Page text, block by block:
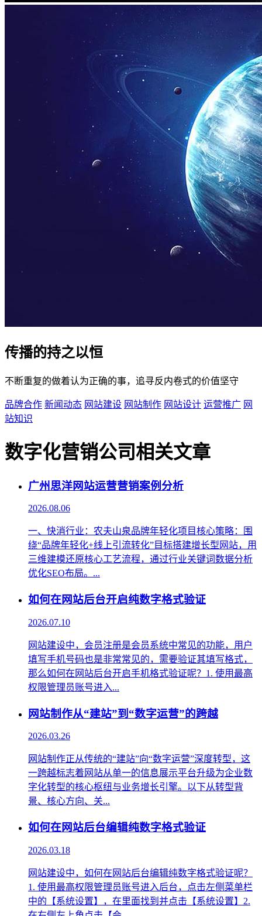
传播的持之以恒
不断重复的做着认为正确的事，追寻反内卷式的价值坚守
品牌合作 新闻动态 网站建设 网站制作 网站设计 运营推广 网
站知识
数字化营销公司相关文章
广州思洋网站运营营销案例分析
2026.08.06
一、快消行业：农夫山泉品牌年轻化项目‌核心策略‌：围
绕“品牌年轻化+线上引流转化”目标搭建增长型网站，用
三维建模还原核心工艺流程，通过行业关键词数据分析
优化SEO布局。...
如何在网站后台开启纯数字格式验证
2026.07.10
网站建设中，会员注册是会员系统中常见的功能，用户
填写手机号码也是非常常见的，需要验证其填写格式，
那么如何在网站后台开启手机格式验证呢？1. 使用最高
权限管理员账号进入...
网站制作从“建站”到“数字运营”的跨越
2026.03.26
网站制作正从传统的“建站”向“数字运营”深度转型，这
一跨越标志着网站从单一的信息展示平台升级为企业数
字化转型的核心枢纽与业务增长引擎。以下从转型背
景、核心方向、关...
如何在网站后台编辑纯数字格式验证
2026.03.18
网站建设中，如何在网站后台编辑纯数字格式验证呢？
1. 使用最高权限管理员账号进入后台，点击左侧菜单栏
中的【系统设置】，在里面找到并点击【系统设置】2.